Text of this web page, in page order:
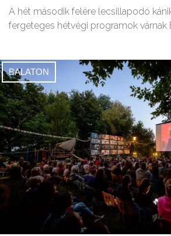
A hét második felére lecsillapodó
fergeteges hétvégi programok várnak
BALATON